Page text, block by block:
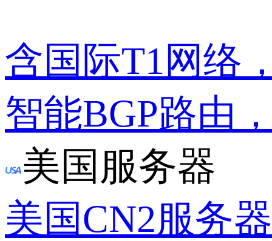
含国际T1网络
智能BGP路由
美国服务器
美国CN2服务器